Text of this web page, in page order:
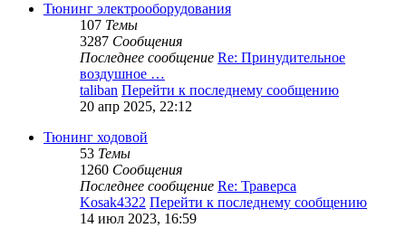
Тюнинг электрооборудования
107 Темы
3287 Сообщения
Последнее сообщение Re: Принудительное
воздушное …
taliban Перейти к последнему сообщению
20 апр 2025, 22:12
Тюнинг ходовой
53 Темы
1260 Сообщения
Последнее сообщение Re: Траверса
Kosak4322 Перейти к последнему сообщению
14 июл 2023, 16:59